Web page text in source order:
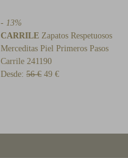
- 13%
CARRILE Zapatos Respetuosos
Merceditas Piel Primeros Pasos
Carrile 241190
Desde: 56 € 49 €